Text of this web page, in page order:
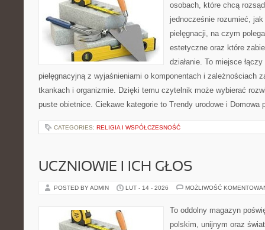
osobach, które chcą
jednocześnie rozumieć, jak
pielęgnacji, na czym
estetyczne oraz które
działanie. To miejsce
pielęgnacyjną z wyjaśnieniami o komponentach i zależnościach
tkankach i organizmie. Dzięki temu czytelnik może wybierać
puste obietnice. Ciekawe kategorie to Trendy urodowe i
CATEGORIES: RELIGIA I WSPÓŁCZESNOŚĆ
UCZNIOWIE I ICH GŁOS
POSTED BY ADMIN LUT - 14 - 2026 MOŻLIWOŚĆ
To oddolny magazyn
polskim, unijnym oraz